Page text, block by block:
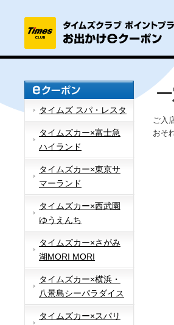
タイムズ スパ・レスタ
タイムズカー×富士急
ハイランド
タイムズカー×東京サ
マーランド
タイムズカー×西武園
ゆうえんち
タイムズカー×さがみ
湖MORI MORI
タイムズカー×横浜・
八景島シーパラダイス
タイムズカー×スパリ
ご入
おそ